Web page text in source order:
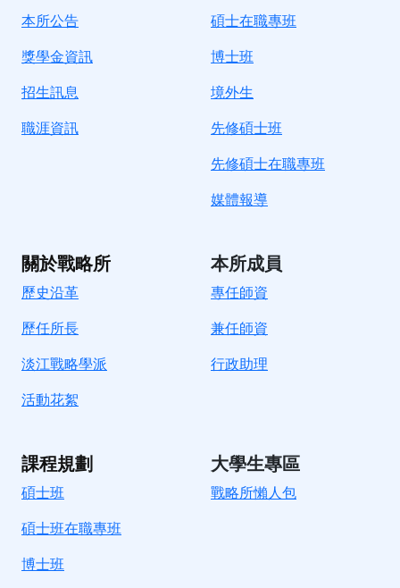
本所公告
獎學金資訊
招生訊息
職涯資訊
碩士在職專班
博士班
境外生
先修碩士班
先修碩士在職專班
媒體報導
關於戰略所
歷史沿革
歷任所長
淡江戰略學派
活動花絮
本所成員
專任師資
兼任師資
行政助理
課程規劃
碩士班
碩士班在職專班
博士班
大學生專區
戰略所懶人包